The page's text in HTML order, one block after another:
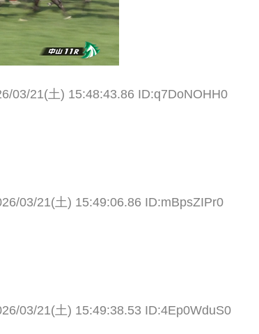
03/21(土) 15:48:43.86 ID:q7DoNOHH0
03/21(土) 15:49:06.86 ID:mBpsZIPr0
03/21(土) 15:49:38.53 ID:4Ep0WduS0